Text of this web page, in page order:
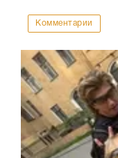
Комментарии